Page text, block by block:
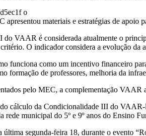
apresentou materiais e estratégias de
VAAR é considerada atualmente o
O indicador considera a evolução da
funciona como um incentivo financeiro
formação de professores, melhoria da
pelo MEC, a complementação
cálculo da Condicionalidade III do
rede municipal do 5º e 9º anos do Ensino
última segunda-feira 18, durante o evento